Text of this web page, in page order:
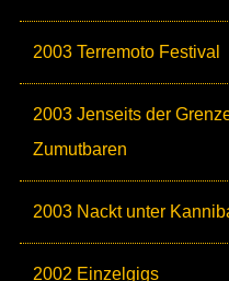
2003 Terremoto Festival
2003 Jenseits der
Zumutbaren
2003 Nackt unter
2002 Einzelgigs